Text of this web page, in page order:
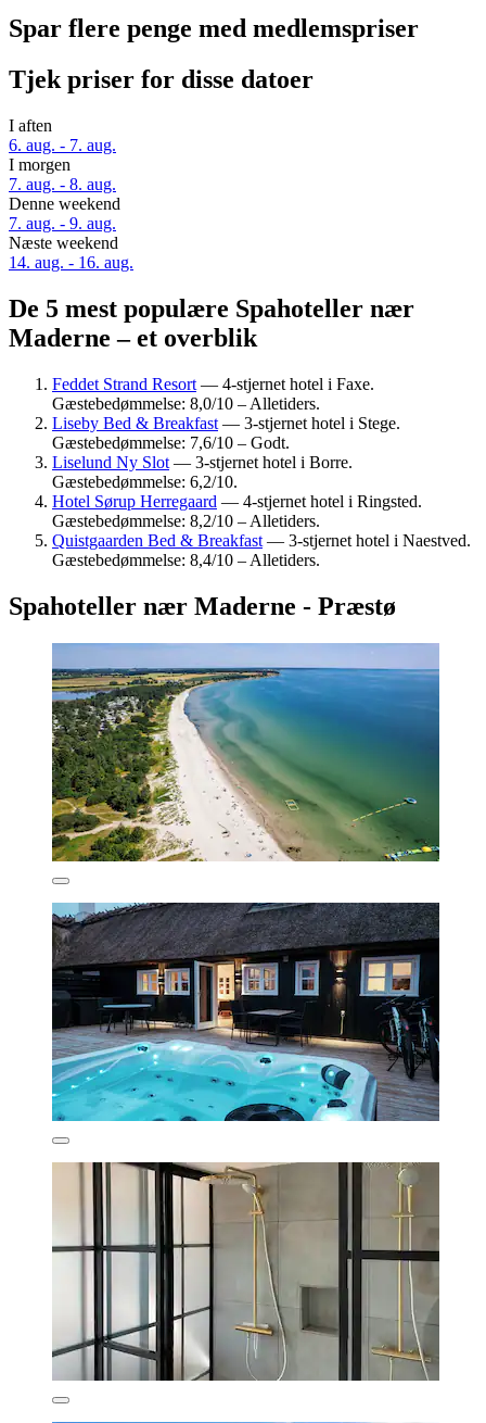
Spar flere penge med medlemspriser
Tjek priser for disse datoer
I aften
6. aug. - 7. aug.
I morgen
7. aug. - 8. aug.
Denne weekend
7. aug. - 9. aug.
Næste weekend
14. aug. - 16. aug.
De 5 mest populære Spahoteller nær
Maderne – et overblik
Feddet Strand Resort — 4-stjernet hotel i Faxe.
Gæstebedømmelse: 8,0/10 – Alletiders.
Liseby Bed & Breakfast — 3-stjernet hotel i Stege.
Gæstebedømmelse: 7,6/10 – Godt.
Liselund Ny Slot — 3-stjernet hotel i Borre.
Gæstebedømmelse: 6,2/10.
Hotel Sørup Herregaard — 4-stjernet hotel i Ringsted.
Gæstebedømmelse: 8,2/10 – Alletiders.
Quistgaarden Bed & Breakfast — 3-stjernet hotel i Naestved.
Gæstebedømmelse: 8,4/10 – Alletiders.
Spahoteller nær Maderne - Præstø